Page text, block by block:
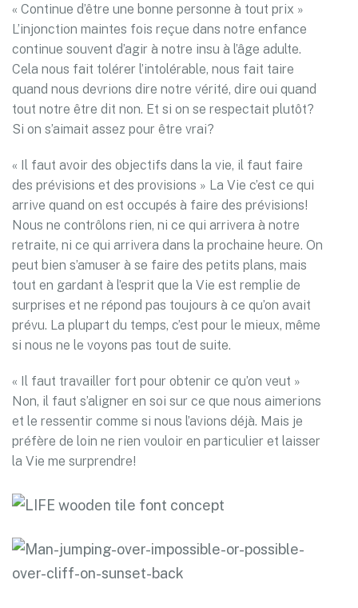
« Continue d’être une bonne personne à tout prix »
L’injonction maintes fois reçue dans notre enfance
continue souvent d’agir à notre insu à l’âge adulte.
Cela nous fait tolérer l’intolérable, nous fait taire
quand nous devrions dire notre vérité, dire oui quand
tout notre être dit non. Et si on se respectait plutôt?
Si on s’aimait assez pour être vrai?
« Il faut avoir des objectifs dans la vie, il faut faire
des prévisions et des provisions » La Vie c’est ce qui
arrive quand on est occupés à faire des prévisions!
Nous ne contrôlons rien, ni ce qui arrivera à notre
retraite, ni ce qui arrivera dans la prochaine heure. On
peut bien s’amuser à se faire des petits plans, mais
tout en gardant à l’esprit que la Vie est remplie de
surprises et ne répond pas toujours à ce qu’on avait
prévu. La plupart du temps, c’est pour le mieux, même
si nous ne le voyons pas tout de suite.
« Il faut travailler fort pour obtenir ce qu’on veut »
Non, il faut s’aligner en soi sur ce que nous aimerions
et le ressentir comme si nous l’avions déjà. Mais je
préfère de loin ne rien vouloir en particulier et laisser
la Vie me surprendre!